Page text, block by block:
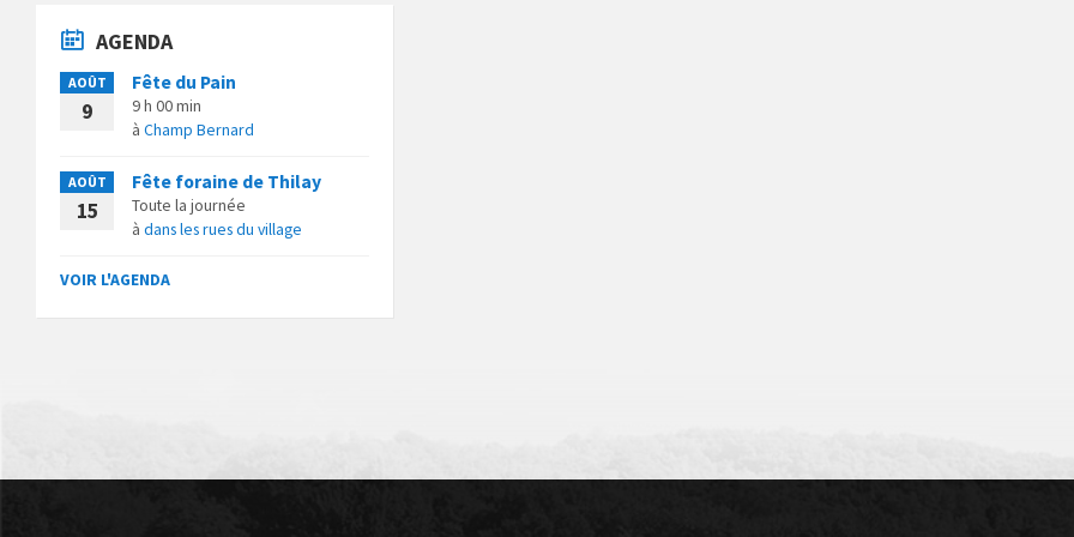
AGENDA
AOÛT
9
Fête du Pain
9 h 00 min
à Champ Bernard
AOÛT
15
Fête foraine de Thilay
Toute la journée
à dans les rues du village
VOIR L'AGENDA